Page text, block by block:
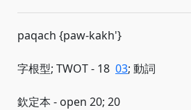
paqach {paw-kakh'}
字根型; TWOT - 18 03; 動詞
欽定本 - open 20; 20